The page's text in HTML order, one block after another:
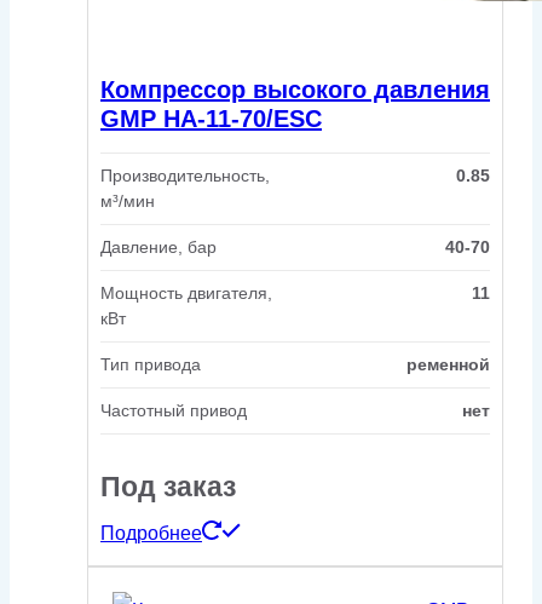
Компрессор высокого давления
GMP HA-11-70/ESC
Производительность,
м³/мин
0.85
Давление, бар 40-70
Мощность двигателя,
кВт
11
Тип привода ременной
Частотный привод нет
Под заказ
Подробнее